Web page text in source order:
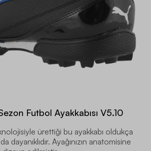
Futbol Ayakkabısı V5.10
ürettiği bu ayakkabı oldukça
dayanıklıdır. Ayağınızın anatomisine